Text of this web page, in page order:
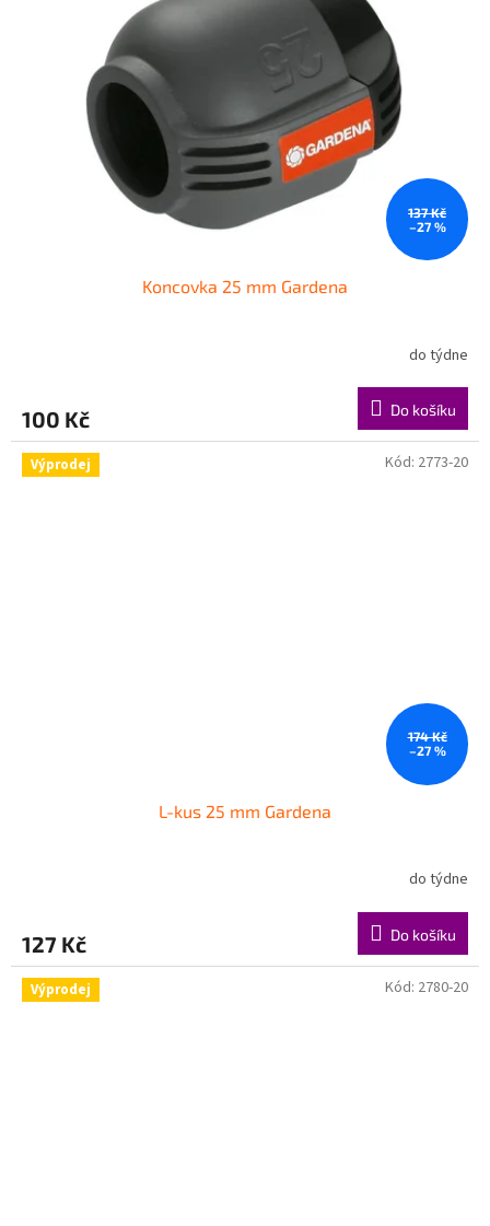
137 Kč
–27 %
Koncovka 25 mm Gardena
do týdne
100 Kč Do košíku
Výprodej
174 Kč
–27 %
L-kus 25 mm Gardena
do týdne
127 Kč Do košíku
Kód: 2773-20
Výprodej Kód: 2780-20